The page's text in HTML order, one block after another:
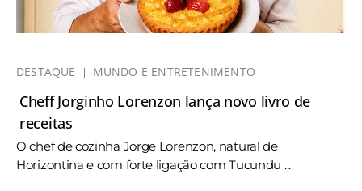
DESTAQUE MUNDO E ENTRETENIMENTO
Cheff Jorginho Lorenzon lança novo livro de
receitas
O chef de cozinha Jorge Lorenzon, natural de
Horizontina e com forte ligação com Tucundu ...